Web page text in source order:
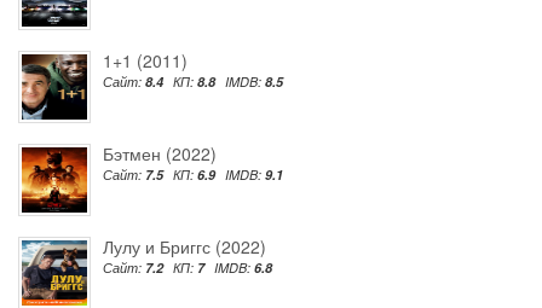
1+1 (2011)
Сайт: 8.4 КП: 8.8 IMDB: 8.5
Бэтмен (2022)
Сайт: 7.5 КП: 6.9 IMDB: 9.1
Лулу и Бриггс (2022)
Сайт: 7.2 КП: 7 IMDB: 6.8